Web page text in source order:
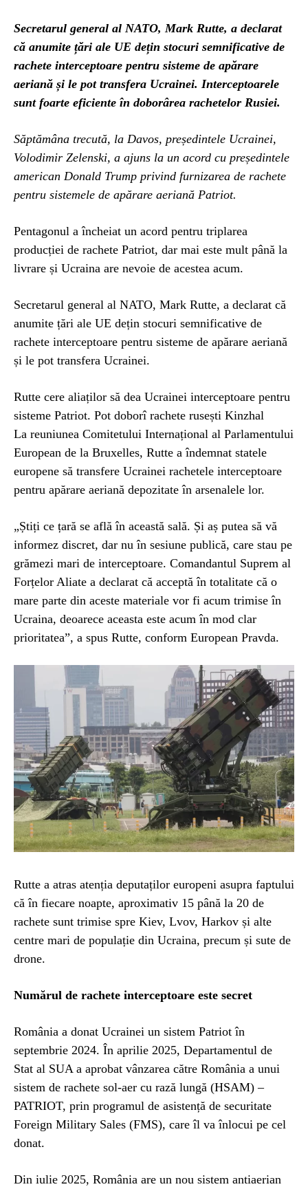
Secretarul general al NATO, Mark Rutte, a declarat
că anumite țări ale UE dețin stocuri semnificative de
rachete interceptoare pentru sisteme de apărare
aeriană și le pot transfera Ucrainei. Interceptoarele
sunt foarte eficiente în doborârea rachetelor Rusiei.
Săptămâna trecută, la Davos, președintele Ucrainei,
Volodimir Zelenski, a ajuns la un acord cu președintele
american Donald Trump privind furnizarea de rachete
pentru sistemele de apărare aeriană Patriot.
Pentagonul a încheiat un acord pentru triplarea
producției de rachete Patriot, dar mai este mult până la
livrare și Ucraina are nevoie de acestea acum.
Secretarul general al NATO, Mark Rutte, a declarat că
anumite țări ale UE dețin stocuri semnificative de
rachete interceptoare pentru sisteme de apărare aeriană
și le pot transfera Ucrainei.
Rutte cere aliaților să dea Ucrainei interceptoare pentru
sisteme Patriot. Pot doborî rachete rusești Kinzhal
La reuniunea Comitetului Internațional al Parlamentului
European de la Bruxelles, Rutte a îndemnat statele
europene să transfere Ucrainei rachetele interceptoare
pentru apărare aeriană depozitate în arsenalele lor.
„Știți ce țară se află în această sală. Și aș putea să vă
informez discret, dar nu în sesiune publică, care stau pe
grămezi mari de interceptoare. Comandantul Suprem al
Forțelor Aliate a declarat că acceptă în totalitate că o
mare parte din aceste materiale vor fi acum trimise în
Ucraina, deoarece aceasta este acum în mod clar
prioritatea”, a spus Rutte, conform European Pravda.
Rutte a atras atenția deputaților europeni asupra faptului
că în fiecare noapte, aproximativ 15 până la 20 de
rachete sunt trimise spre Kiev, Lvov, Harkov și alte
centre mari de populație din Ucraina, precum și sute de
drone.
Numărul de rachete interceptoare este secret
România a donat Ucrainei un sistem Patriot în
septembrie 2024. În aprilie 2025, Departamentul de
Stat al SUA a aprobat vânzarea către România a unui
sistem de rachete sol-aer cu rază lungă (HSAM) –
PATRIOT, prin programul de asistență de securitate
Foreign Military Sales (FMS), care îl va înlocui pe cel
donat.
Din iulie 2025, România are un nou sistem antiaerian